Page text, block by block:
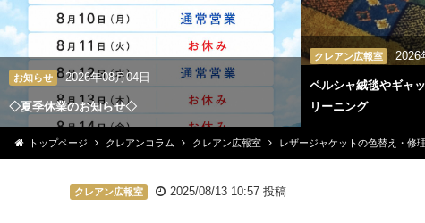
お知らせ 2026年08月04日
◇夏季休業のお知らせ◇
クレアン広報室 2026
ペルシャ絨毯やギャ
リーニング
トップページ クレアンコラム クレアン広報室 レザージャケットの色替え・修
クレアン広報室 2025/08/13 10:57投稿